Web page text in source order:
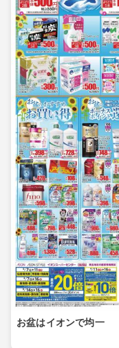
お盆はイオンで均一